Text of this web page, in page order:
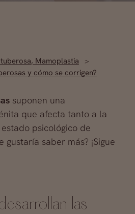
, Mamoplastia
y cómo se corrigen?
suponen una
que afecta tanto a la
psicológico de
gustaría saber más? ¡Sigue
las